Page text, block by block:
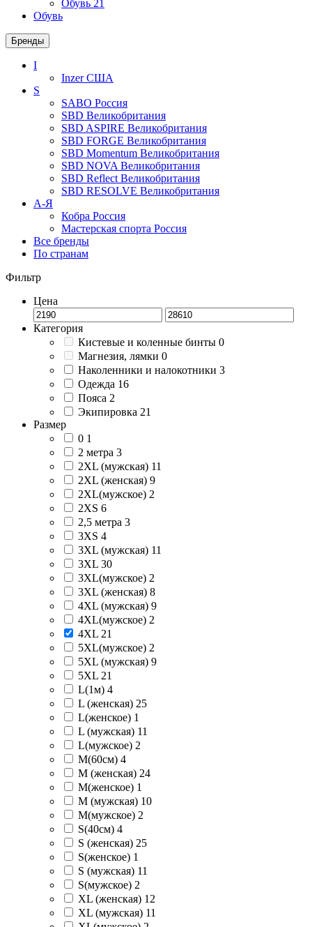
Обувь 21
Обувь
Бренды
I
InzerСША
S
SABO Россия
SBD Великобритания
SBD ASPIRE Великобритания
SBD FORGE Великобритания
SBD Momentum Великобритания
SBD NOVA Великобритания
SBD Reflect Великобритания
SBD RESOLVE Великобритания
А-Я
Кобра Россия
Мастерская спорта Россия
Все бренды
По странам
Фильтр
Цена
Категория
Кистевые и коленные бинты 0
Магнезия, лямки 0
Наколенники и налокотники 3
Одежда 16
Пояса 2
Экипировка 21
Размер
0 1
2 метра 3
2XL (мужская) 11
2XL (женская) 9
2XL(мужское) 2
2XS 6
2,5 метра 3
3XS 4
3XL (мужская) 11
3XL 30
3XL(мужское) 2
3XL (женская) 8
4XL (мужская) 9
4XL(мужское) 2
4XL 21
5XL(мужское) 2
5XL (мужская) 9
5XL 21
L(1м) 4
L (женская) 25
L(женское) 1
L (мужская) 11
L(мужское) 2
M(60см) 4
M (женская) 24
M(женское) 1
M (мужская) 10
M(мужское) 2
S(40см) 4
S (женская) 25
S(женское) 1
S (мужская) 11
S(мужское) 2
XL (женская) 12
XL (мужская) 11